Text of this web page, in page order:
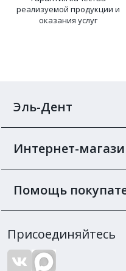
реализуемой продукции и
оказания услуг
Эль-Дент
Интернет-
Помощь
Присоединяйтесь